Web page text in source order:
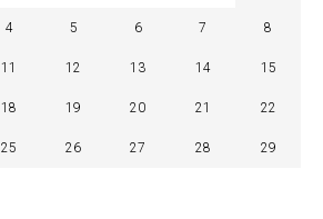
4 5 6 7 8
11 12 13 14 15
18 19 20 21 22
25 26 27 28 29